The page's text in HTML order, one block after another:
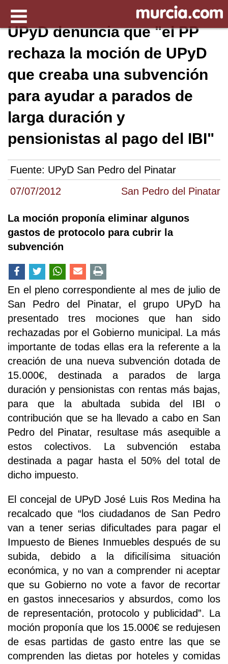
07/07/2012 San Pedro del Pinatar
UPyD denuncia que "el PP
rechaza la moción de UPyD
que creaba una subvención
para ayudar a parados de
larga duración y
pensionistas al pago del IBI"
Fuente: UPyD San Pedro del Pinatar
La moción proponía eliminar algunos
gastos de protocolo para cubrir la
subvención
En el pleno correspondiente al mes de julio de
San Pedro del Pinatar, el grupo UPyD ha
presentado tres mociones que han sido
rechazadas por el Gobierno municipal. La más
importante de todas ellas era la referente a la
creación de una nueva subvención dotada de
15.000€, destinada a parados de larga
duración y pensionistas con rentas más bajas,
para que la abultada subida del IBI o
contribución que se ha llevado a cabo en San
Pedro del Pinatar, resultase más asequible a
estos colectivos. La subvención estaba
destinada a pagar hasta el 50% del total de
dicho impuesto.
El concejal de UPyD José Luis Ros Medina ha
recalcado que “los ciudadanos de San Pedro
van a tener serias dificultades para pagar el
Impuesto de Bienes Inmuebles después de su
subida, debido a la dificilísima situación
económica, y no van a comprender ni aceptar
que su Gobierno no vote a favor de recortar
en gastos innecesarios y absurdos, como los
de representación, protocolo y publicidad”. La
moción proponía que los 15.000€ se redujesen
de esas partidas de gasto entre las que se
comprenden las dietas por hoteles y comidas